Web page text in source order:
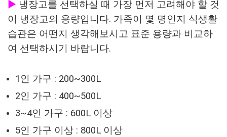
▶ 냉장고를 선택하실 때 가장 먼저 고려해야 할 것
이 냉장고의 용량입니다. 가족이 몇 명인지 식생활
습관은 어떤지 생각해보시고 표준 용량과 비교하
여 선택하시기 바랍니다.
1인 가구 : 200~300L
2인 가구 : 400~500L
3~4인 가구 : 600L 이상
5인 가구 이상 : 800L 이상